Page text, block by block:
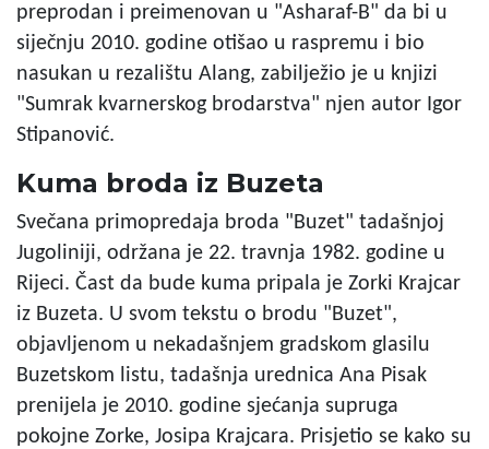
preprodan i preimenovan u "Asharaf-B" da bi u
siječnju 2010. godine otišao u raspremu i bio
nasukan u rezalištu Alang, zabilježio je u knjizi
"Sumrak kvarnerskog brodarstva" njen autor Igor
Stipanović.
Kuma broda iz Buzeta
Svečana primopredaja broda "Buzet" tadašnjoj
Jugoliniji, održana je 22. travnja 1982. godine u
Rijeci. Čast da bude kuma pripala je Zorki Krajcar
iz Buzeta. U svom tekstu o brodu "Buzet",
objavljenom u nekadašnjem gradskom glasilu
Buzetskom listu, tadašnja urednica Ana Pisak
prenijela je 2010. godine sjećanja supruga
pokojne Zorke, Josipa Krajcara. Prisjetio se kako su